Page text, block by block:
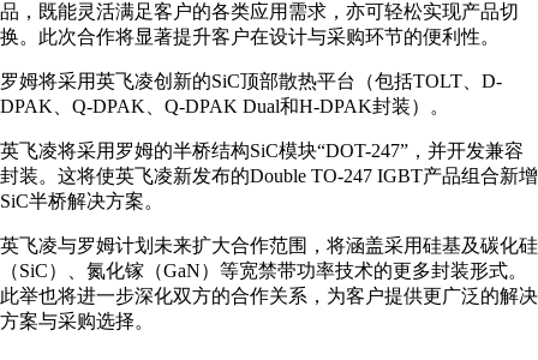
品，既能灵活满足客户的各类应用需求，亦可轻松实现产品切
换。此次合作将显著提升客户在设计与采购环节的便利性。
罗姆将采用英飞凌创新的SiC顶部散热平台（包括TOLT、D-
DPAK、Q-DPAK、Q-DPAK Dual和H-DPAK封装）。
英飞凌将采用罗姆的半桥结构SiC模块“DOT-247”，并开发兼容
封装。这将使英飞凌新发布的Double TO-247 IGBT产品组合新增
SiC半桥解决方案。
英飞凌与罗姆计划未来扩大合作范围，将涵盖采用硅基及碳化硅
（SiC）、氮化镓（GaN）等宽禁带功率技术的更多封装形式。
此举也将进一步深化双方的合作关系，为客户提供更广泛的解决
方案与采购选择。